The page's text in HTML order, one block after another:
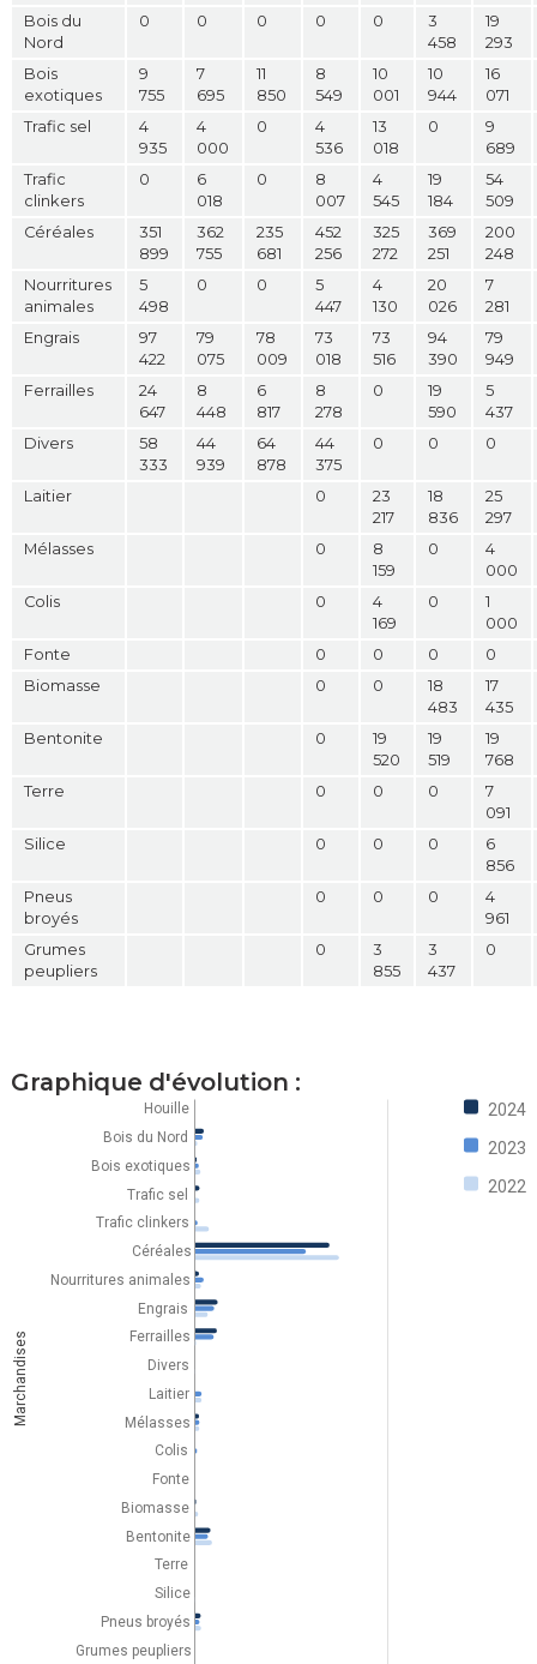
Bois du
Nord
0 0 0 0 0
3
458
19
293
Bois
exotiques
9
755
7
695
11
850
8
549
10
001
10
944
16
071
Trafic sel
4
935
4
000
0
4
536
13
018
0
9
689
Trafic
clinkers
0
6
018
0
8
007
4
545
19
184
54
509
Céréales
351
899
362
755
235
681
452
256
325
272
369
251
200
248
Nourritures
animales
5
498
0 0
5
447
4
130
20
026
7
281
Engrais
97
422
79
075
78
009
73
018
73
516
94
390
79
949
Ferrailles
24
647
8
448
6
817
8
278
0
19
590
5
437
Divers
58
333
44
939
64
878
44
375
0 0 0
Laitier 0
23
217
18
836
25
297
Mélasses
0
8
159
0
4
000
Colis
0
4
169
0
1
000
Fonte
0 0 0
0
Biomasse
0 0
18
483
17
435
Bentonite
0
19
520
19
519
19
768
Terre
0 0 0
7
091
Silice
0 0 0
6
856
Pneus
broyés
0 0 0
4
961
Grumes
peupliers
0
3
855
3
437
0
Graphique d'évolution :
2024
2023
2022
Houille
Bois du Nord
Bois exotiques
Trafic sel
Trafic clinkers
Céréales
Nourritures animales
Engrais
Ferrailles
Divers
Laitier
Mélasses
Colis
Fonte
Biomasse
Bentonite
Terre
Silice
Pneus broyés
Grumes peupliers
Marchandises